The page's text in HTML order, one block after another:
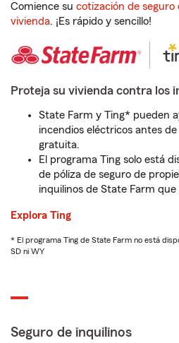
Comience su cotización de seguro
vivienda. ¡Es rápido y sencillo!
Proteja su vivienda contra los
State Farm y Ting* pueden
incendios eléctricos antes
gratuita.
El programa Ting solo está
de póliza de seguro de
inquilinos de State Farm que
Explora Ting
* El programa Ting de State Farm no está
SD ni WY
Seguro de inquilinos